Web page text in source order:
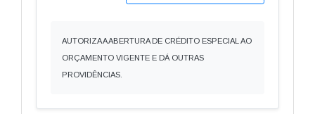
AUTORIZA A ABERTURA DE CRÉDITO ESPECIAL AO
ORÇAMENTO VIGENTE E DÁ OUTRAS
PROVIDÊNCIAS.